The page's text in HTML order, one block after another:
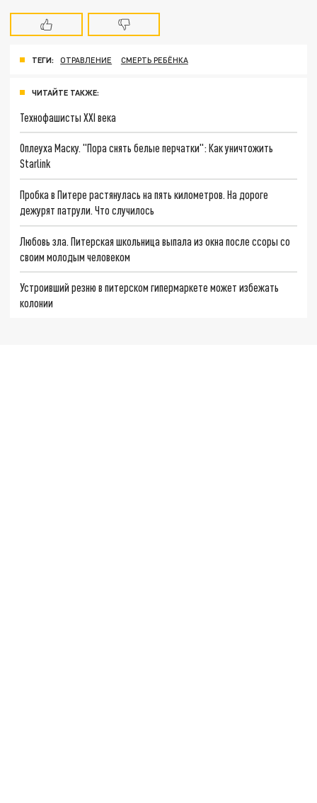
ТЕГИ: ОТРАВЛЕНИЕ СМЕРТЬ РЕБЁНКА
ЧИТАЙТЕ ТАКЖЕ:
Технофашисты XXI века
Оплеуха Маску. "Пора снять белые перчатки": Как уничтожить
Starlink
Пробка в Питере растянулась на пять километров. На дороге
дежурят патрули. Что случилось
Любовь зла. Питерская школьница выпала из окна после ссоры со
своим молодым человеком
Устроивший резню в питерском гипермаркете может избежать
колонии